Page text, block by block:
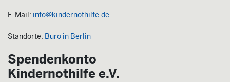
E-Mail: info@kindernothilfe.de
Standorte: Büro in Berlin
Spendenkonto
Kindernothilfe e.V.